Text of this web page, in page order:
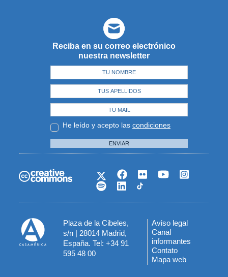
Reciba en su correo electrónico
nuestra newsletter
He leído y acepto las condiciones
ENVIAR
Plaza de la Cibeles,
s/n | 28014 Madrid,
España. Tel: +34 91
595 48 00
Menú
del
pie
Aviso legal
Canal
informantes
Contato
Mapa web